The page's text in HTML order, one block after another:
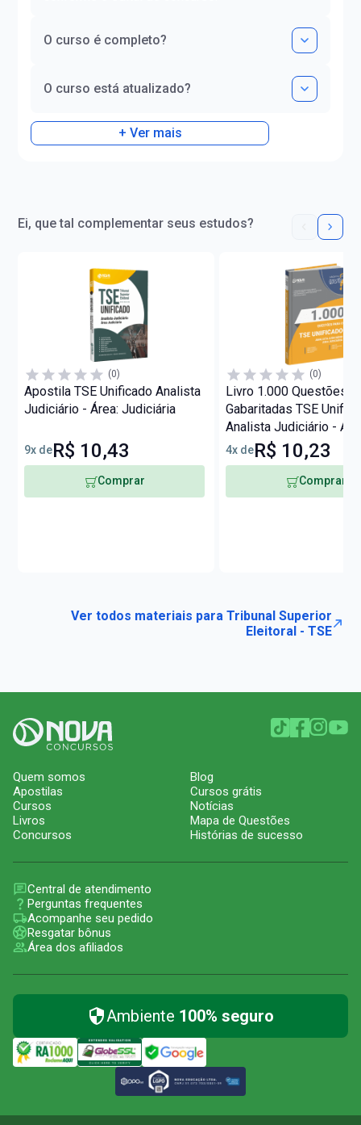
O curso é completo?
O curso está atualizado?
+ Ver mais
Ei, que tal complementar seus estudos?
(0)
Apostila TSE Unificado Analista
Judiciário - Área: Judiciária
9x deR$ 10,43
Comprar
(0)
Livro 1.000 Questões
Gabaritadas TSE
Analista Judiciário -
Judiciária
4x deR$ 10,23
Comprar
Ver todos materiais para Tribunal Superior
Eleitoral - TSE
Quem somos
Apostilas
Cursos
Livros
Concursos
Blog
Cursos grátis
Notícias
Mapa de Questões
Histórias de sucesso
Central de atendimento
Perguntas frequentes
Acompanhe seu pedido
Resgatar bônus
Área dos afiliados
Ambiente 100% seguro